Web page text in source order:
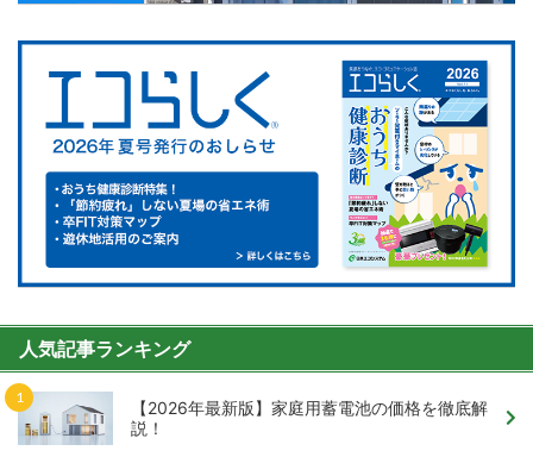
人気記事ランキング
【2026年最新版】家庭用蓄電池の価格を徹底解
説！